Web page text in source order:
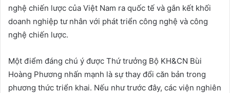
nghệ chiến lược của Việt Nam ra quốc tế và gắn kết khối
doanh nghiệp tư nhân với phát triển công nghệ và công
nghệ chiến lược.
Một điểm đáng chú ý được Thứ trưởng Bộ KH&CN Bùi
Hoàng Phương nhấn mạnh là sự thay đổi căn bản trong
phương thức triển khai. Nếu như trước đây, các viện nghiên